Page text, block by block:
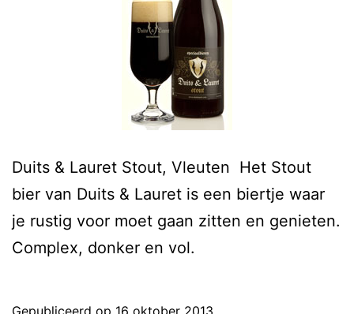
Duits & Lauret Stout, Vleuten Het Stout
bier van Duits & Lauret is een biertje waar
je rustig voor moet gaan zitten en genieten.
Complex, donker en vol.
Gepubliceerd op 16 oktober 2013